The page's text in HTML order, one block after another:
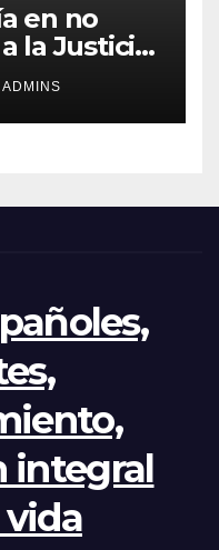
en no
la Justicia
la
por la
ADMINS
integral